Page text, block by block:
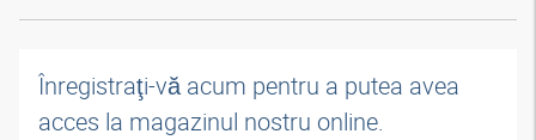
Înregistraţi-vă acum pentru a putea avea
acces la magazinul nostru online.